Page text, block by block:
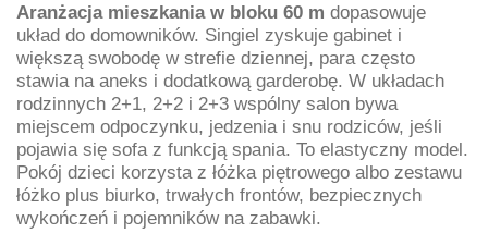
Aranżacja mieszkania w bloku 60 m dopasowuje
układ do domowników. Singiel zyskuje gabinet i
większą swobodę w strefie dziennej, para często
stawia na aneks i dodatkową garderobę. W układach
rodzinnych 2+1, 2+2 i 2+3 wspólny salon bywa
miejscem odpoczynku, jedzenia i snu rodziców, jeśli
pojawia się sofa z funkcją spania. To elastyczny model.
Pokój dzieci korzysta z łóżka piętrowego albo zestawu
łóżko plus biurko, trwałych frontów, bezpiecznych
wykończeń i pojemników na zabawki.